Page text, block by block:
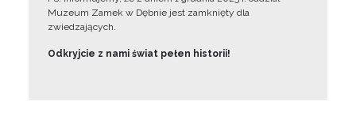
Muzeum Zamek w Dębnie jest zamknięty dla
zwiedzających.
Odkryjcie z nami świat pełen historii!